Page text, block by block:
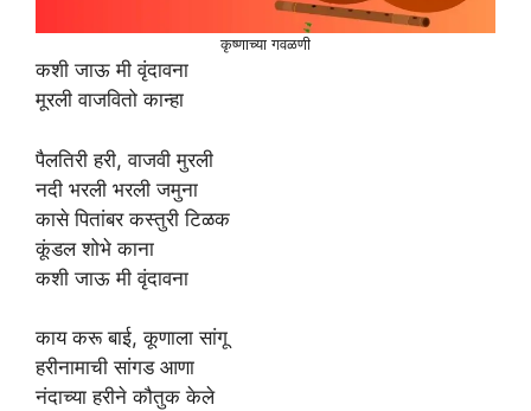
कृष्णाच्या गवळणी
कशी जाऊ मी वृंदावना
मूरली वाजवितो कान्हा
पैलतिरी हरी, वाजवी मुरली
नदी भरली भरली जमुना
कासे पितांबर कस्तुरी टिळक
कूंडल शोभे काना
कशी जाऊ मी वृंदावना
काय करू बाई, कूणाला सांगू
हरीनामाची सांगड आणा
नंदाच्या हरीने कौतुक केले